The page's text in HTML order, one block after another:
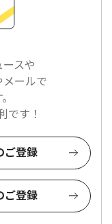
スや
メールで
です！
ご登録
ご登録